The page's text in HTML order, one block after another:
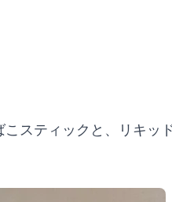
スティックと、リキッ